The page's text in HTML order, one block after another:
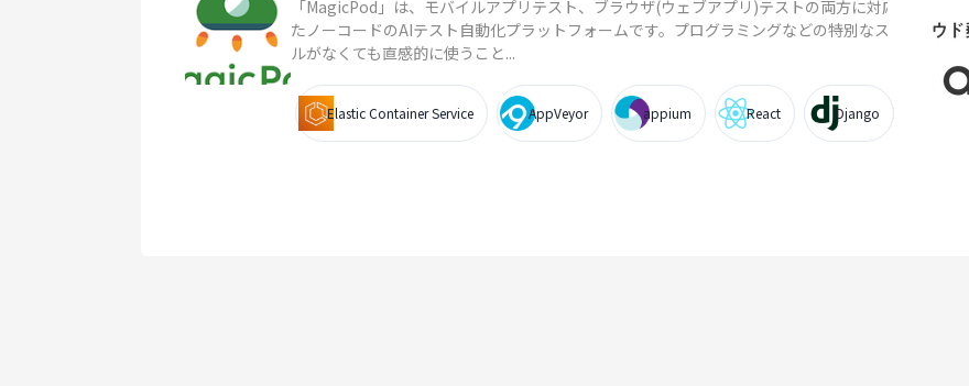
「MagicPod」は、モバイルアプリテスト、ブラウザ(ウェブアプリ)テストの両方に対応し
たノーコードのAIテスト自動化プラットフォームです。プログラミングなどの特別なスキ
ルがなくても直感的に使うこと...
Elastic Container Service AppVeyor appium React Django